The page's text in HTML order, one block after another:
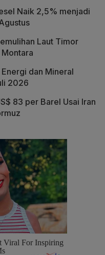
Naik 2,5% menjadi
Laut Timor
dan Mineral
2026
83 per Barel Usai Iran